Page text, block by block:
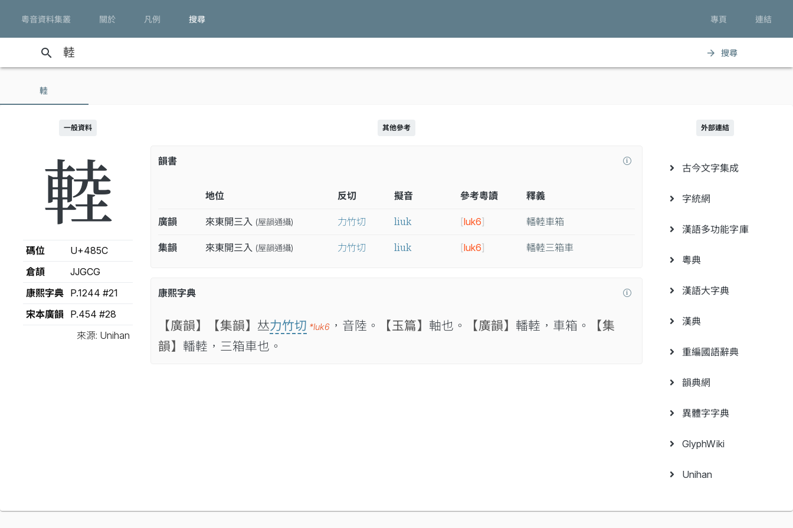
粵音資料集叢 關於 凡例 搜尋 專頁 連結
search arrow_forward 搜尋
䡜
一般資料
䡜
碼位
U+485C
倉頡
JJGCG
康熙字典
P.1244 #21
宋本廣韻
P.454 #28
來源: Unihan
其他參考
韻書
地位 反切 擬音 參考粵讀 釋義
廣韻 來東開三入 (屋韻通攝) 力竹切 liuk [luk6] 轓䡜車箱
集韻 來東開三入 (屋韻通攝) 力竹切 liuk [luk6] 轓䡜三箱車
康熙字典
【廣韻】 【集韻】 𠀤力竹切 *luk6 ，音陸。 【玉篇】 軸也。 【廣韻】 轓䡜，車箱。
【集
韻】 轓䡜，三箱車也。
外部連結
古今文字集成
字統網
漢語多功能字庫
粵典
漢語大字典
漢典
重編國語辭典
韻典網
異體字字典
GlyphWiki
Unihan